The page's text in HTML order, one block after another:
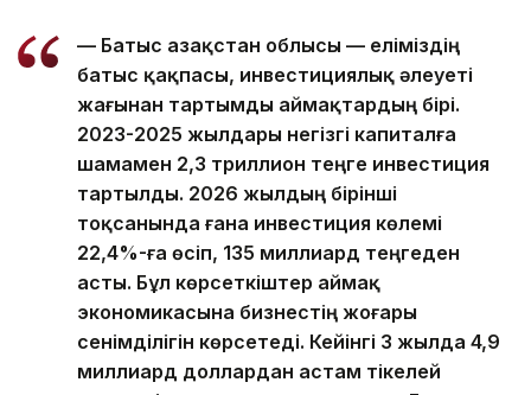
— Батыс Қазақстан облысы — еліміздің
батыс қақпасы, инвестициялық әлеуеті
жағынан тартымды аймақтардың бірі.
2023-2025 жылдары негізгі капиталға
шамамен 2,3 триллион теңге инвестиция
тартылды. 2026 жылдың бірінші
тоқсанында ғана инвестиция көлемі
22,4%-ға өсіп, 135 миллиард теңгеден
асты. Бұл көрсеткіштер аймақ
экономикасына бизнестің жоғары
сенімділігін көрсетеді. Кейінгі 3 жылда 4,9
миллиард доллардан астам тікелей